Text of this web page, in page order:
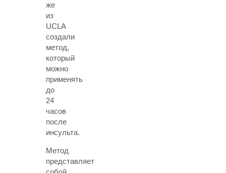
же
из
UCLA
создали
метод,
который
можно
применять
до
24
часов
после
инсульта.
Метод
представляет